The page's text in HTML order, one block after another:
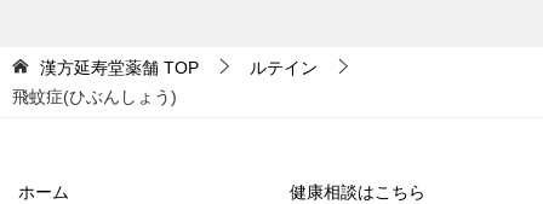
漢方延寿堂薬舗 TOP
ルテイン
飛蚊症(ひぶんしょう)
ホーム 健康相談はこちら